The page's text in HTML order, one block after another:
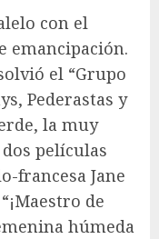
con el
emancipación.
el “Grupo
Pederastas y
la muy
películas
francesa Jane
de
húmeda